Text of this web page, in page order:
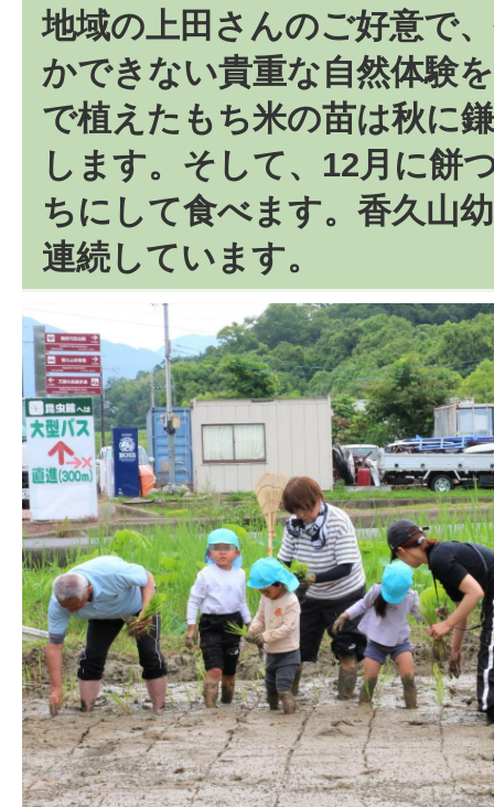
地域の上田さんのご好意で
かできない貴重な自然体験
で植えたもち米の苗は秋に
します。そして、12月に餅
ちにして食べます。香久山
連続しています。